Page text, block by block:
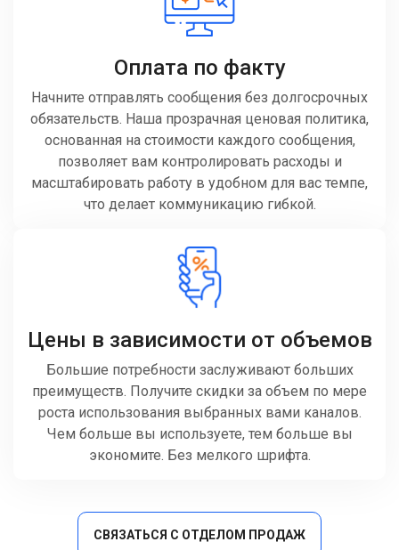
Оплата по факту
Начните отправлять сообщения без долгосрочных
обязательств. Наша прозрачная ценовая политика,
основанная на стоимости каждого сообщения,
позволяет вам контролировать расходы и
масштабировать работу в удобном для вас темпе,
что делает коммуникацию гибкой.
Цены в зависимости от объемов
Большие потребности заслуживают больших
преимуществ. Получите скидки за объем по мере
роста использования выбранных вами каналов.
Чем больше вы используете, тем больше вы
экономите. Без мелкого шрифта.
СВЯЗАТЬСЯ С ОТДЕЛОМ ПРОДАЖ